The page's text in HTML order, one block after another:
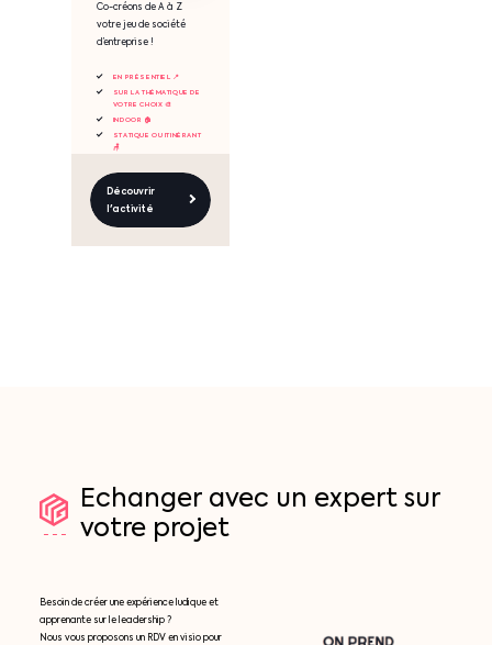
Co-créons de A à Z
votre jeu de société
d’entreprise !
EN PRÉSENTIEL 📍
SUR LA THÉMATIQUE DE
VOTRE CHOIX 🎨
INDOOR 🏠
STATIQUE OU ITINÉRANT
🪑
Découvrir
l'activité
Echanger avec un expert sur
votre projet
Besoin de créer une expérience ludique et
apprenante sur le leadership ?
Nous vous proposons un RDV en visio pour